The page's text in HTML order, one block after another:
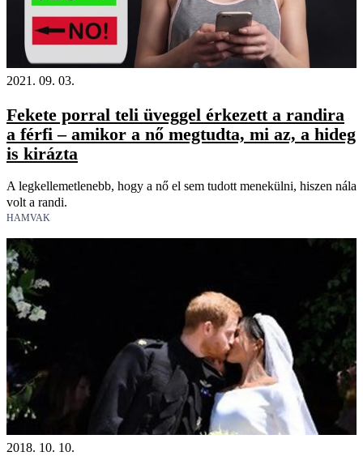
2021. 09. 03.
Fekete porral teli üveggel érkezett a randira
a férfi – amikor a nő megtudta, mi az, a hideg
is kirázta
A legkellemetlenebb, hogy a nő el sem tudott menekülni, hiszen nála
volt a randi.
HAMVAK
2018. 10. 10.